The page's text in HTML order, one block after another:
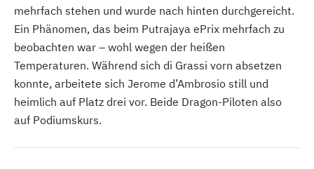
mehrfach stehen und wurde nach hinten durchgereicht.
Ein Phänomen, das beim Putrajaya ePrix mehrfach zu
beobachten war – wohl wegen der heißen
Temperaturen. Während sich di Grassi vorn absetzen
konnte, arbeitete sich Jerome d’Ambrosio still und
heimlich auf Platz drei vor. Beide Dragon-Piloten also
auf Podiumskurs.